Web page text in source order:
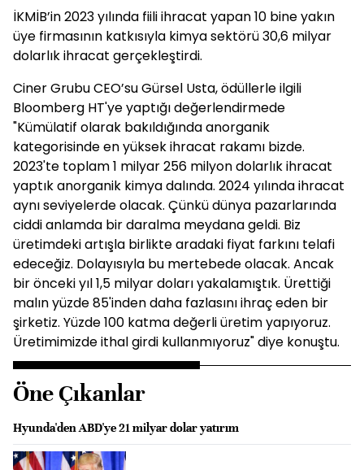
İKMİB’in 2023 yılında fiili ihracat yapan 10 bine yakın
üye firmasının katkısıyla kimya sektörü 30,6 milyar
dolarlık ihracat gerçekleştirdi.
Ciner Grubu CEO’su Gürsel Usta, ödüllerle ilgili
Bloomberg HT'ye yaptığı değerlendirmede
"Kümülatif olarak bakıldığında anorganik
kategorisinde en yüksek ihracat rakamı bizde.
2023'te toplam 1 milyar 256 milyon dolarlık ihracat
yaptık anorganik kimya dalında. 2024 yılında ihracat
aynı seviyelerde olacak. Çünkü dünya pazarlarında
ciddi anlamda bir daralma meydana geldi. Biz
üretimdeki artışla birlikte aradaki fiyat farkını telafi
edeceğiz. Dolayısıyla bu mertebede olacak. Ancak
bir önceki yıl 1,5 milyar doları yakalamıştık. Ürettiği
malın yüzde 85'inden daha fazlasını ihraç eden bir
şirketiz. Yüzde 100 katma değerli üretim yapıyoruz.
Üretimimizde ithal girdi kullanmıyoruz" diye konuştu.
Öne Çıkanlar
Hyunda'den ABD'ye 21 milyar dolar yatırım